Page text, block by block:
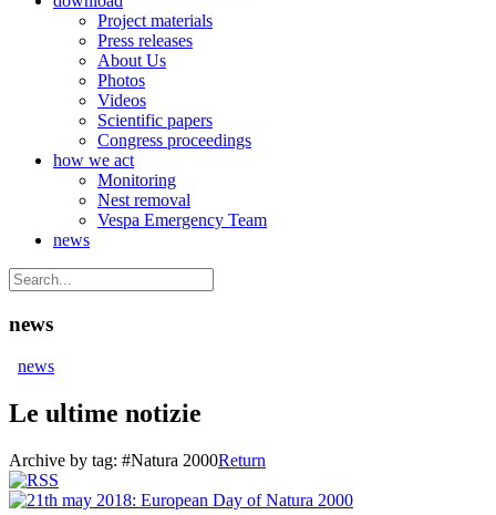
Project materials
Press releases
About Us
Photos
Videos
Scientific papers
Congress proceedings
how we act
Monitoring
Nest removal
Vespa Emergency Team
news
news
news
Le ultime notizie
Archive by tag: #Natura 2000Return